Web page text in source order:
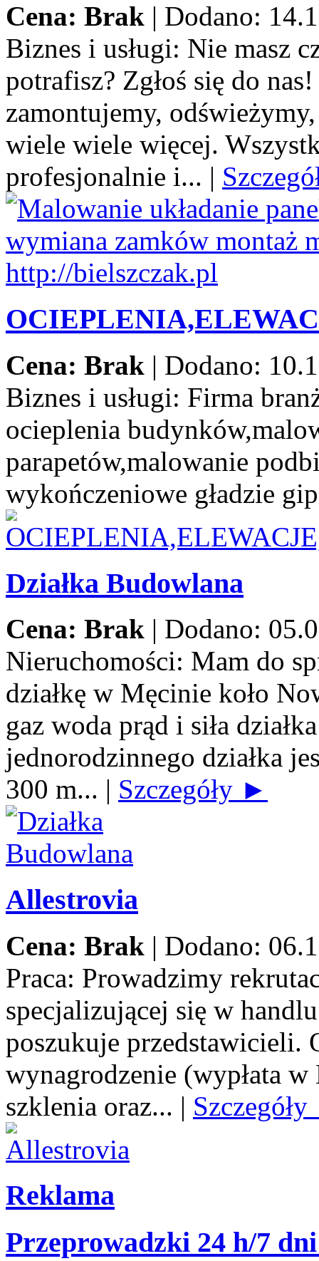
Cena: Brak | Dodano:
Biznes i usługi: Nie masz
potrafisz? Zgłoś się do
zamontujemy,
wiele wiele więcej.
profesjonalnie i... |
Cena: Brak | Dodano:
Biznes i usługi: Firma
ocieplenia
parapetów,malowanie
wykończeniowe gładzie
Działka Budowlana
Cena: Brak | Dodano:
Nieruchomości: Mam do
działkę w Męcinie koło
gaz woda prąd i siła
jednorodzinnego działka
300 m... | Szczegóły ►
Allestrovia
Cena: Brak | Dodano:
Praca: Prowadzimy
specjalizującej się w
poszukuje przedstawicieli.
wynagrodzenie (wypłata
szklenia oraz... |
Reklama
Przeprowadzki 24 h/7